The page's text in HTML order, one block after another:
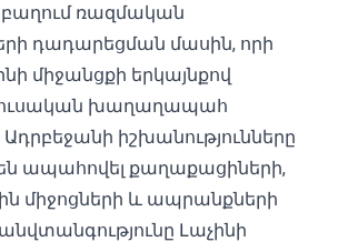
ռազմական
դադարեցման մասին, որի
միջանցքի երկայնքով
խաղաղապահ
իշխանությունները
ապահովել քաղաքացիների,
միջոցների և ապրանքների
Լաչինի